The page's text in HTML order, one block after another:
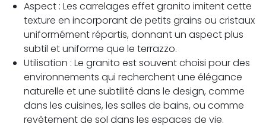
Aspect : Les carrelages effet granito imitent cette
texture en incorporant de petits grains ou cristaux
uniformément répartis, donnant un aspect plus
subtil et uniforme que le terrazzo.
Utilisation : Le granito est souvent choisi pour des
environnements qui recherchent une élégance
naturelle et une subtilité dans le design, comme
dans les cuisines, les salles de bains, ou comme
revêtement de sol dans les espaces de vie.